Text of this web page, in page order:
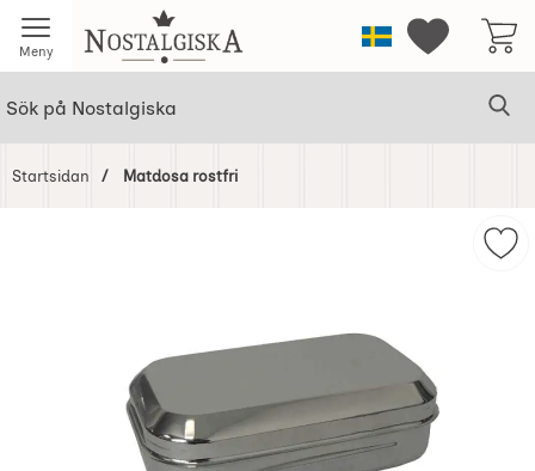
Meny Startsidan för NostalgiskaSverigeMina
Startsidan Matdosa rostfri